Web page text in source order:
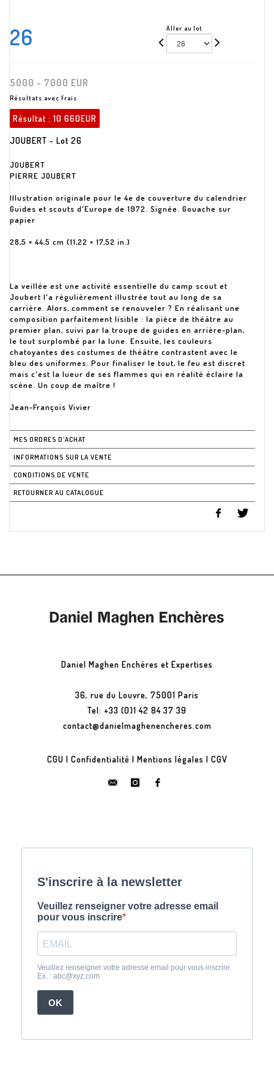
26 Aller au lot
5000 - 7000 EUR
Résultats avec frais
Résultat : 10 660EUR
JOUBERT - Lot 26
JOUBERT
PIERRE JOUBERT
Illustration originale pour le 4e de couverture du calendrier
Guides et scouts d'Europe de 1972. Signée. Gouache sur
papier
28,5 × 44,5 cm (11,22 × 17,52 in.)
La veillée est une activité essentielle du camp scout et
Joubert l'a régulièrement illustrée tout au long de sa
carrière. Alors, comment se renouveler ? En réalisant une
composition parfaitement lisible : la pièce de théâtre au
premier plan, suivi par la troupe de guides en arrière-plan,
le tout surplombé par la lune. Ensuite, les couleurs
chatoyantes des costumes de théâtre contrastent avec le
bleu des uniformes. Pour finaliser le tout, le feu est discret
mais c'est la lueur de ses flammes qui en réalité éclaire la
scène. Un coup de maître !
Jean-François Vivier
MES ORDRES D'ACHAT
INFORMATIONS SUR LA VENTE
CONDITIONS DE VENTE
RETOURNER AU CATALOGUE
Daniel Maghen Enchères et Expertises
36, rue du Louvre, 75001 Paris
Tel: +33 (0)1 42 84 37 39
contact@danielmaghenencheres.com
CGU | Confidentialité | Mentions légales | CGV